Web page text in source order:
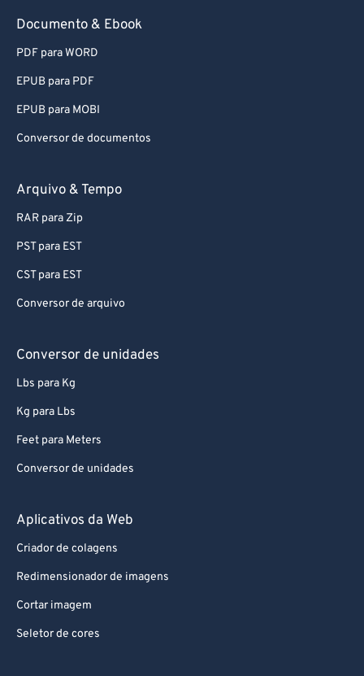
Documento & Ebook
PDF para WORD
EPUB para PDF
EPUB para MOBI
Conversor de documentos
Arquivo & Tempo
RAR para Zip
PST para EST
CST para EST
Conversor de arquivo
Conversor de unidades
Lbs para Kg
Kg para Lbs
Feet para Meters
Conversor de unidades
Aplicativos da Web
Criador de colagens
Redimensionador de imagens
Cortar imagem
Seletor de cores